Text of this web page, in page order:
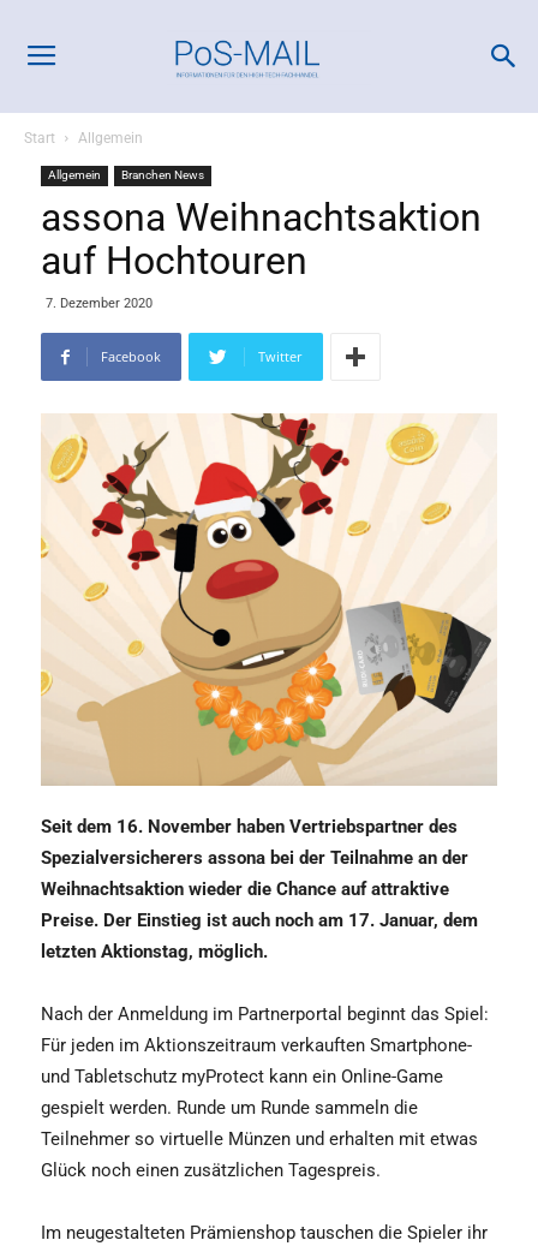
Start Allgemein
Allgemein Branchen News
assona Weihnachtsaktion
auf Hochtouren
7. Dezember 2020
Facebook Twitter
Seit dem 16. November haben Vertriebspartner des
Spezialversicherers assona bei der Teilnahme an der
Weihnachtsaktion wieder die Chance auf attraktive
Preise. Der Einstieg ist auch noch am 17. Januar, dem
letzten Aktionstag, möglich.
Nach der Anmeldung im Partnerportal beginnt das Spiel:
Für jeden im Aktionszeitraum verkauften Smartphone-
und Tabletschutz myProtect kann ein Online-Game
gespielt werden. Runde um Runde sammeln die
Teilnehmer so virtuelle Münzen und erhalten mit etwas
Glück noch einen zusätzlichen Tagespreis.
Im neugestalteten Prämienshop tauschen die Spieler ihr